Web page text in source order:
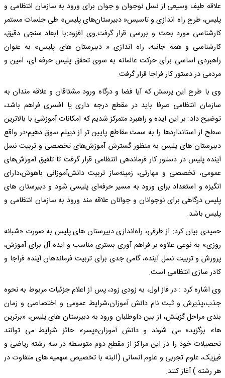
علاقه طیف وسیعی از نسل نوجوان و جوان برای ورود به سازمان انتظامی و
پلیس، طرح راه اندازی و تاسیس« دبیرستان‌های پلیس» طی جلسات مستمر
کارشناسی مورد بحث و بررسی قرار گرفت.وی افزود:با ابعاد سنجی دقیق،
کارشناسی و همه جانبه، راه اندازی « دبیرستان های پلیس» به عنوان
راهبردی اساسی برای حرکت عالمانه به سوی تحقق پلیس حرفه ای، امین و
مردمی در دستور کار فراجا قرار گرفت.
وی با طرح این پرسش که آیا فضا و درگاه ورود مشتاقان و علاقه مندان به
سازمان انتظامی صرفا باید در مقطع درجه داری یا افسری فراهم باشد،
توضیح داد: بر این ایده و راهبرد متمرکز شدیم که امکانات آموزشی با بالاترین
سطح از استانداردها را به سمت مقاطع پایین تر از دیپلم سوق دهیم؛در واقع
دبیرستان های پلیس به منظور گسترش آموزش‌های تخصصی و تربیت نسل
آینده پلیس در دستور کار فرماندهی انتظامی قرار گرفت تا تلفیق آموزش‌های
عمومی، تخصصی و مهارتی، زمینه‌ساز تربیت دانش‌آموزانی باهوش،دارای
انگیزه و استعداد برای ورود به مسیر حرفه‌ای پلیسی شود و دبیرستان های
پلیس درگاهی برای نوجوانان و جوانان علاقه مند ورود به سازمان انتظامی و
پلیس باشد.
حمیدی بیان کرد: از طرفی، راه‌اندازی دبیرستان های پلیس به صورت «شبانه
روزی» به نوعی علاوه بر فراهم آوری بستری مناسب و ایده آل برای آموزش،
پرورش و تربیت نسل آینده، گامی جدی برای تربیت فرماندهان آینده فراجا و
کادر سازی انتظامی است.
وی اشاره کرد : در فاز اول، به زودی زود، پس از اعلام جزئیات مربوط به نحوه
جذب،پذیرش و ثبت نام دانش آموزان،شرایط عمومی و اختصاصی و زمان
بندی مراحل گزینش، از بین داوطلبان ورود به دبیرستان های پلیس، «برترین
ها» برگزیده می شوند و دانش آموزان«پسر» حائز شرایط می توانند
تحصیلات خود را در این مراکز از مقطع دوم متوسطه در سه رشته ریاضی و
فیزیک، علوم تجربی و علوم انسانی (البته با تخصیص سهمیه های متفاوت در
هر رشته ) آغاز کنند.